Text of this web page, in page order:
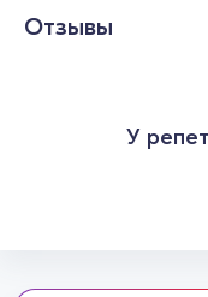
Отзывы
У